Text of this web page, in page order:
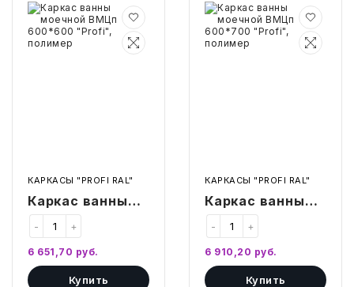
ХОЗТОВАРЫ И ХИМИЯ
МЕДИЦИНСКИЕ ТОВАРЫ
СРЕДСТВА ИНДИВИД. ЗАЩИТЫ
(СИЗ)
РАЗВИВАЮЩЕЕ ОБОРУДОВАНИЕ
СВОБОДНЫЙ ОСТАТОК ТОВАРА
Каркас
ванны
моечной
ВМЦп
КАРКАСЫ "PROFI RAL"
Каркас ванны
моечной ВМЦп
600*600 "Profi",
полимер
+
-
6 651,70 руб.
Купить
Каркас
ванны
моечной
ВМЦп
КАРКАСЫ "PROFI RAL"
Каркас ванны
моечной ВМЦп
600*700 "Profi",
полимер
+
-
6 910,20 руб.
Купить